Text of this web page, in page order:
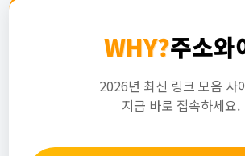
WHY?주소와
2026년 최신 링크 모음 사
지금 바로 접속하세요.